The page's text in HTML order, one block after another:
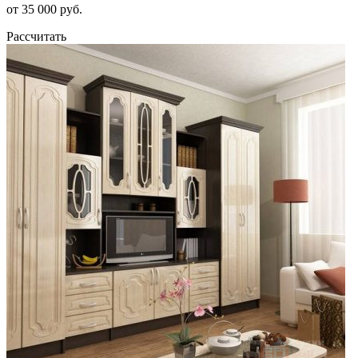
от 35 000 руб.
Рассчитать